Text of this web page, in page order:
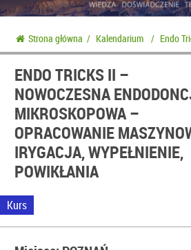
Strona główna / Kalendarium / Endo
ENDO TRICKS II –
NOWOCZESNA
MIKROSKOPOWA –
OPRACOWANIE
IRYGACJA, WYPEŁNIENIE,
POWIKŁANIA
Kurs